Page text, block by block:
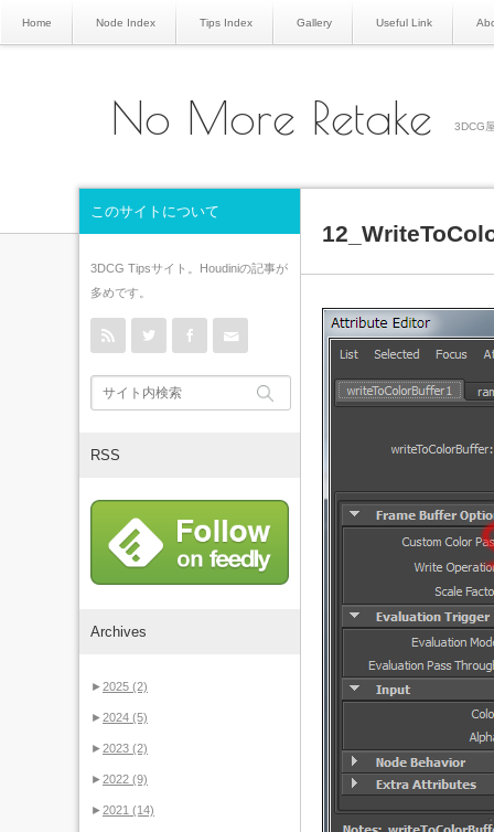
Home Node Index Tips Index Gallery Useful Link
No More Retake 3DCG
このサイトについて
3DCG Tipsサイト。Houdiniの記事が
多めです。
rss Twitter Facebook
RSS
Archives
►2025 (2)
►2024 (5)
►2023 (2)
►2022 (9)
►2021 (14)